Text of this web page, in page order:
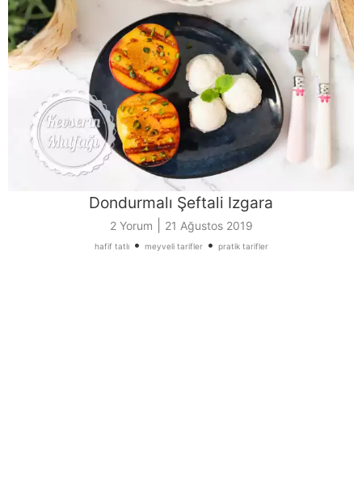
Dondurmalı Şeftali Izgara
2 Yorum 21 Ağustos 2019
hafif tatlı• meyveli tarifler• pratik tarifler